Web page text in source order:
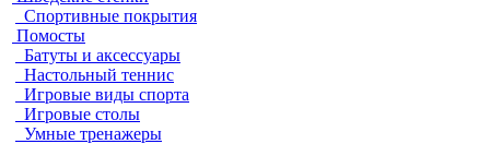
Спортивные покрытия
Помосты
Батуты и аксессуары
Настольный теннис
Игровые виды спорта
Игровые столы
Умные тренажеры